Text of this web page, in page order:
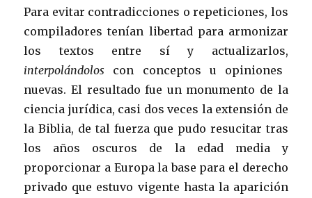
Para evitar contradicciones o repeticiones, los
compiladores tenían libertad para armonizar
los textos entre sí y actualizarlos,
interpolándolos con conceptos u opiniones
nuevas. El resultado fue un monumento de la
ciencia jurídica, casi dos veces la extensión de
la Biblia, de tal fuerza que pudo resucitar tras
los años oscuros de la edad media y
proporcionar a Europa la base para el derecho
privado que estuvo vigente hasta la aparición